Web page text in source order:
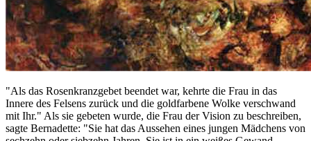
"Als das Rosenkranzgebet beendet war, kehrte die Frau in das
Innere des Felsens zurück und die goldfarbene Wolke verschwand
mit Ihr." Als sie gebeten wurde, die Frau der Vision zu beschreiben,
sagte Bernadette: "Sie hat das Aussehen eines jungen Mädchens von